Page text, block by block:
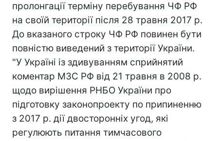
пролонгації терміну перебування ЧФ РФ
на своїй території після 28 травня 2017 р.
До вказаного строку ЧФ РФ повинен бути
повністю виведений з території України.
"У Україні із здивуванням сприйнятий
коментар МЗС РФ від 21 травня в 2008 р.
щодо вирішення РНБО України про
підготовку законопроекту по припиненню
з 2017 р. дії двосторонніх угод, які
регулюють питання тимчасового